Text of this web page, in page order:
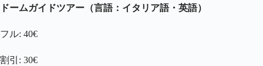
ドームガイドツアー（言語：イタリア語・英語）
フル: 40€
割引: 30€